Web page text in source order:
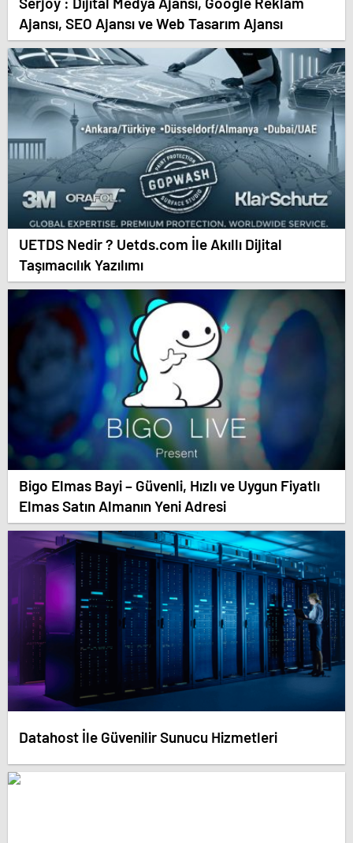
Ajansı, SEO Ajansı ve Web Tasarım Ajansı
UETDS Nedir ? Uetds.com İle Akıllı Dijital
Taşımacılık Yazılımı
Bigo Elmas Bayi – Güvenli, Hızlı ve Uygun Fiyatlı
Elmas Satın Almanın Yeni Adresi
Datahost İle Güvenilir Sunucu Hizmetleri